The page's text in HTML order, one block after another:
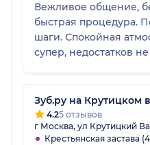
Вежливое общение,
быстрая процедура.
шаги. Спокойная
супер, недостатков
Зуб.ру на Крутицком
4.25 отзывов
г Москва, ул Крутицкий
Крестьянская застава